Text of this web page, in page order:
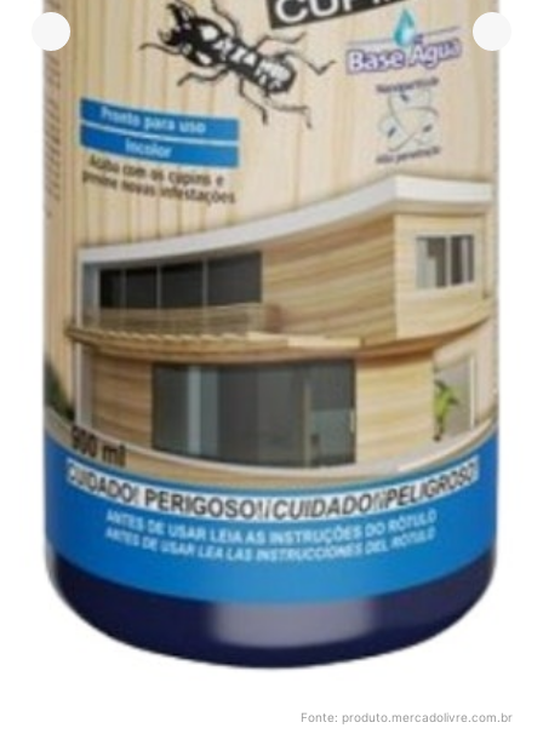
Fonte: produto.mercadolivre.com.br